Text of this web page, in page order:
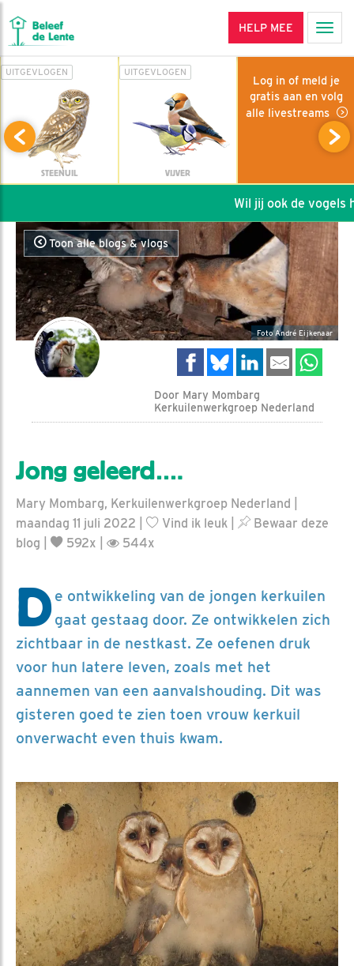
HELP MEE
UITGEVLOGEN
STEENUIL
UITGEVLOGEN
VIJVER
Log in of meld je
gratis aan en volg
alle livestreams
Wil jij ook de vogels
Toon alle blogs & vlogs
Foto André Eijkenaar
Door Mary Mombarg
Kerkuilenwerkgroep Nederland
Jong geleerd….
Mary Mombarg, Kerkuilenwerkgroep Nederland |
maandag 11 juli 2022 |
Vind ik leuk
Bewaar deze
blog
592x | 544x
De ontwikkeling van de jongen kerkuilen
gaat gestaag door. Ze ontwikkelen zich
zichtbaar in de nestkast. Ze oefenen druk
voor hun latere leven, zoals met het
aannemen van een aanvalshouding. Dit was
gisteren goed te zien toen vrouw kerkuil
onverwacht even thuis kwam.